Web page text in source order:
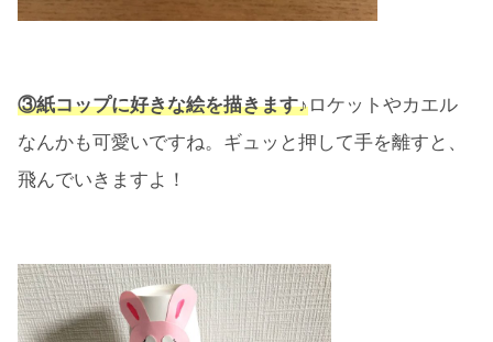
③紙コップに好きな絵を描きます♪ロケットやカエル
なんかも可愛いですね。ギュッと押して手を離すと、
飛んでいきますよ！